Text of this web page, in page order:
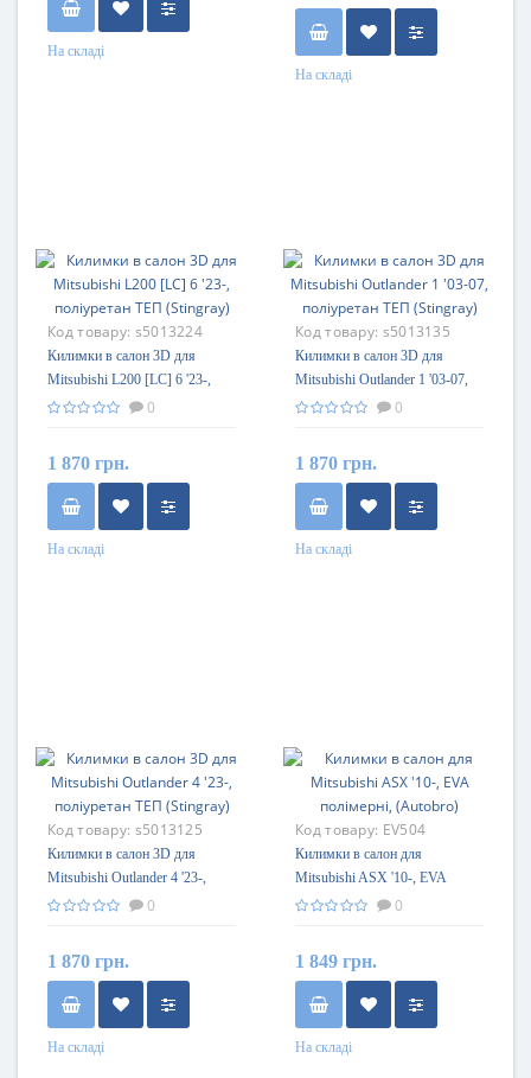
На складі
На складі
Код товару: s5013224
Килимки в салон 3D для
Mitsubishi L200 [LC] 6 '23-,
поліуретан ТЕП (Stingray)
0
1 870 грн.
На складі
Код товару: s5013135
Килимки в салон 3D для
Mitsubishi Outlander 1 '03-07,
поліуретан ТЕП (Stingray)
0
1 870 грн.
На складі
Код товару: s5013125
Килимки в салон 3D для
Mitsubishi Outlander 4 '23-,
поліуретан ТЕП (Stingray)
0
1 870 грн.
На складі
Код товару: EV504
Килимки в салон для
Mitsubishi ASX '10-, EVA
полімерні, (Autobro)
0
1 849 грн.
На складі